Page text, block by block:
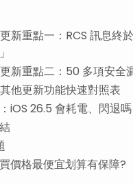
新重點一：RCS 訊息終
新重點二：50 多項安全
他更新功能快速對照表
iOS 26.5 會耗電、閃退嗎
價格最便宜划算有保障?